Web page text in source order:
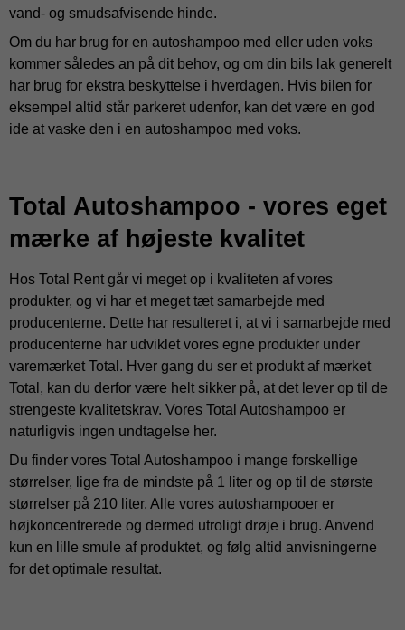
vand- og smudsafvisende hinde.
Om du har brug for en autoshampoo med eller uden voks
kommer således an på dit behov, og om din bils lak generelt
har brug for ekstra beskyttelse i hverdagen. Hvis bilen for
eksempel altid står parkeret udenfor, kan det være en god
ide at vaske den i en autoshampoo med voks.
Total Autoshampoo - vores eget
mærke af højeste kvalitet
Hos Total Rent går vi meget op i kvaliteten af vores
produkter, og vi har et meget tæt samarbejde med
producenterne. Dette har resulteret i, at vi i samarbejde med
producenterne har udviklet vores egne produkter under
varemærket Total. Hver gang du ser et produkt af mærket
Total, kan du derfor være helt sikker på, at det lever op til de
strengeste kvalitetskrav. Vores Total Autoshampoo er
naturligvis ingen undtagelse her.
Du finder vores Total Autoshampoo i mange forskellige
størrelser, lige fra de mindste på 1 liter og op til de største
størrelser på 210 liter. Alle vores autoshampooer er
højkoncentrerede og dermed utroligt drøje i brug. Anvend
kun en lille smule af produktet, og følg altid anvisningerne
for det optimale resultat.